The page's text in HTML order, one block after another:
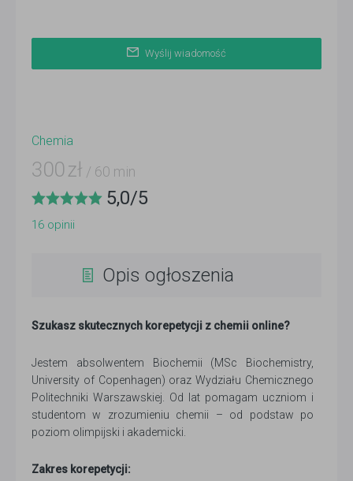
Wyślij wiadomość
Chemia
300 zł / 60 min
5,0/5
16 opinii
Opis ogłoszenia
Szukasz skutecznych korepetycji z chemii online?
Jestem absolwentem Biochemii (MSc Biochemistry,
University of Copenhagen) oraz Wydziału Chemicznego
Politechniki Warszawskiej. Od lat pomagam uczniom i
studentom w zrozumieniu chemii – od podstaw po
poziom olimpijski i akademicki.
Zakres korepetycji: